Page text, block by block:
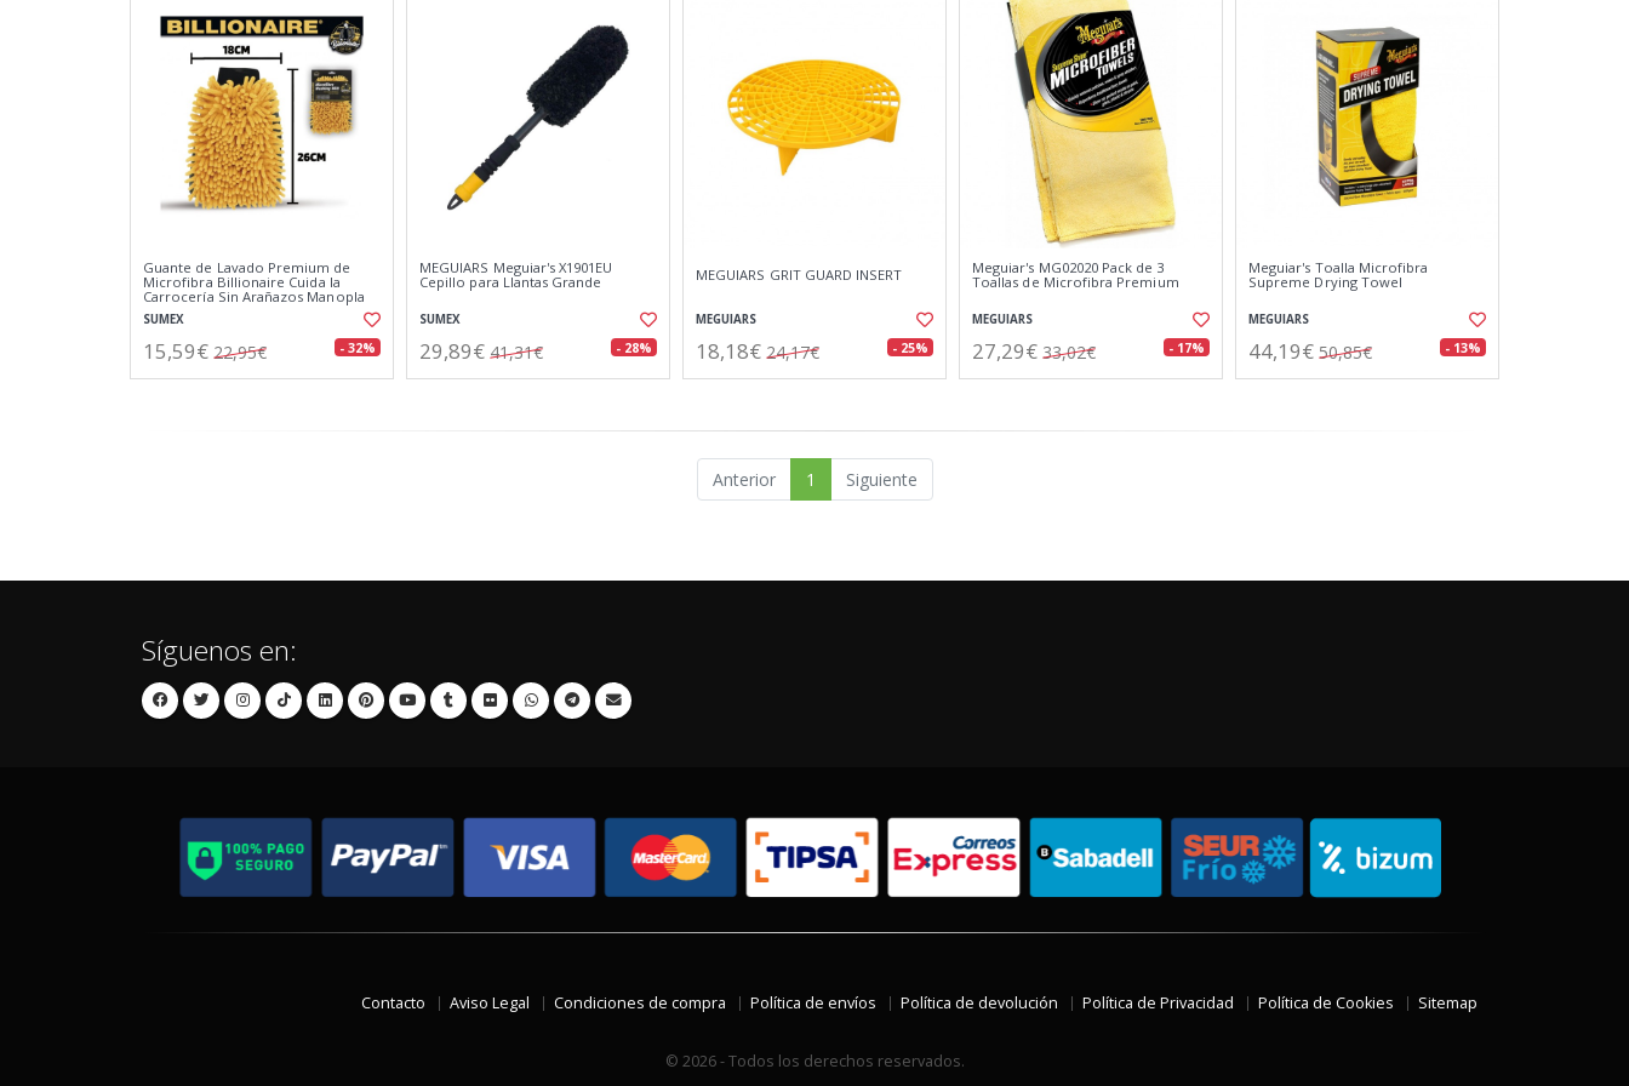
Guante de Lavado Premium de
Microfibra Billionaire Cuida la
Carrocería Sin Arañazos Manopla
de Secado y Lavado 26x18 cm
SUMEX
15,59€ 22,95€ - 32%
MEGUIARS Meguiar's X1901EU
Cepillo para Llantas Grande
SUMEX
29,89€ 41,31€ - 28%
MEGUIARS GRIT GUARD INSERT
MEGUIARS
18,18€ 24,17€ - 25%
Meguiar's MG02020 Pack de 3
Toallas de Microfibra Premium
MEGUIARS
27,29€ 33,02€ - 17%
Meguiar's Toalla Microfibra
Supreme Drying Towel
MEGUIARS
44,19€ 50,85€ - 13%
Anterior 1 Siguiente
Síguenos en:
Contacto Aviso Legal Condiciones de compra Política de envíos Política de devolución Política de Privacidad Política de Cookies Sitemap
© 2026 - Todos los derechos reservados.